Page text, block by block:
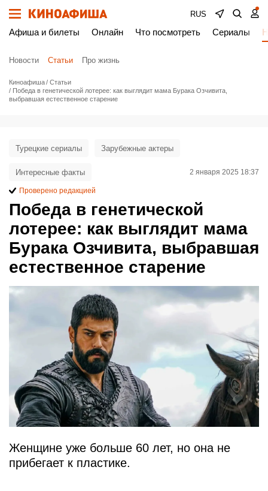
RUS
Афиша и билеты Онлайн Что посмотреть Сериалы
Новости Статьи Про жизнь
Киноафиша
Статьи
Победа в генетической лотерее: как выглядит мама Бурака Озчивита,
выбравшая естественное старение
Победа в генетической
лотерее: как выглядит мама
Бурака Озчивита, выбравшая
естественное старение
Турецкие сериалы Зарубежные актеры
Интересные факты 2 января 2025 18:37
Проверено редакцией
Женщине уже больше 60 лет, но она не
прибегает к пластике.